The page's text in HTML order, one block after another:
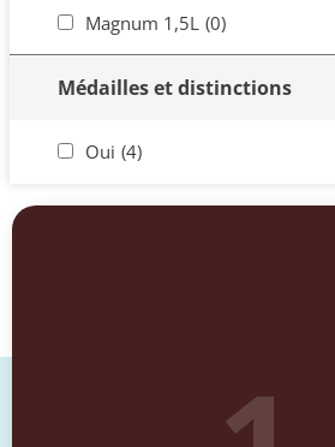
Magnum 1,5L (0)
Médailles et distinctions
Oui (4)